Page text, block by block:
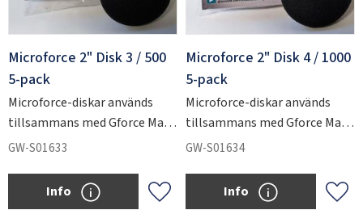
Microforce 2" Disk 3 / 500
5-pack
Microforce-diskar används
tillsammans med Gforce Max
för att slipa ner kraftiga
GW-S01633
Lägg till i favoriter
Info
Microforce 2" Disk 4 / 1000
5-pack
Microforce-diskar används
tillsammans med Gforce Max
för att slipa ner kraftiga
GW-S01634
Info